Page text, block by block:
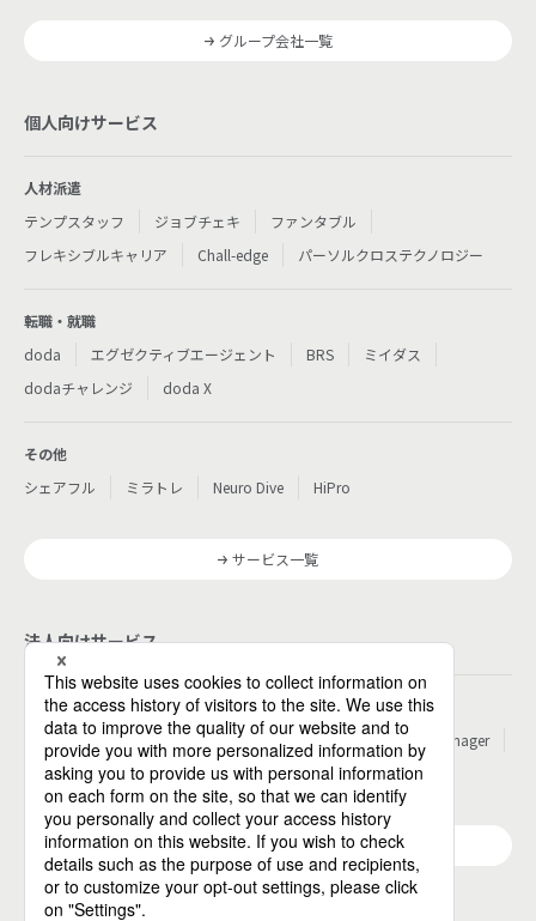
グループ会社一覧
個人向けサービス
人材派遣
テンプスタッフ
ジョブチェキ
ファンタブル
フレキシブルキャリア
Chall-edge パーソルクロステクノロジー
転職・就職
doda
エグゼクティブエージェント BRS
ミイダス
dodaチャレンジ
doda X
その他
シェアフル
ミラトレ Neuro Dive HiPro
サービス一覧
法人向けサービス
その他
パーソルのRPA
ワークスイッチコンサルティング
HITO-Manager
MITERAS
ポスタス Reskilling Camp StepBase
サービス一覧